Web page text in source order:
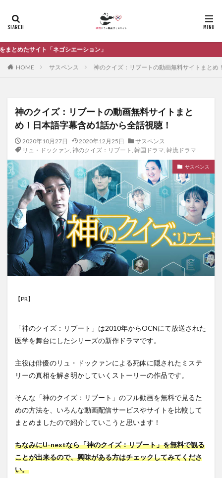
ン」
HOME サスペンス 神のクイズ：リブートの動画無料サイトまと
神のクイズ：リブートの動画無料サイトまと
め！日本語字幕含め1話から全話視聴！
2020年10月27日 2020年12月25日
サスペンス
リュ・ドックァン, 神のクイズ：リブート , 韓国ドラマ, 韓流ドラマ
サスペンス
【PR】
「神のクイズ：リブート」は2010年からOCNにて放送された
医学を舞台にしたシリーズの新作ドラマです。
主役は俳優のリュ・ドックァンによる死体に隠されたミステ
リーの真相を解き明かしていくストーリーの作品です。
そんな「神のクイズ：リブート」のフル動画を無料で見るた
めの方法を、いろんな動画配信サービスやサイトを比較して
まとめましたので紹介していこうと思います！
ちなみにU-nextなら「神のクイズ：リブート」を無料で観る
ことが出来るので、興味がある方はチェックしてみてくださ
い。